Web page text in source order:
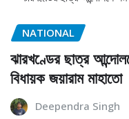
NATIONAL
ঝারখণ্ডের ছাত্র
বিধায়ক জয়ারাম মাহাতো
Deependra Singh